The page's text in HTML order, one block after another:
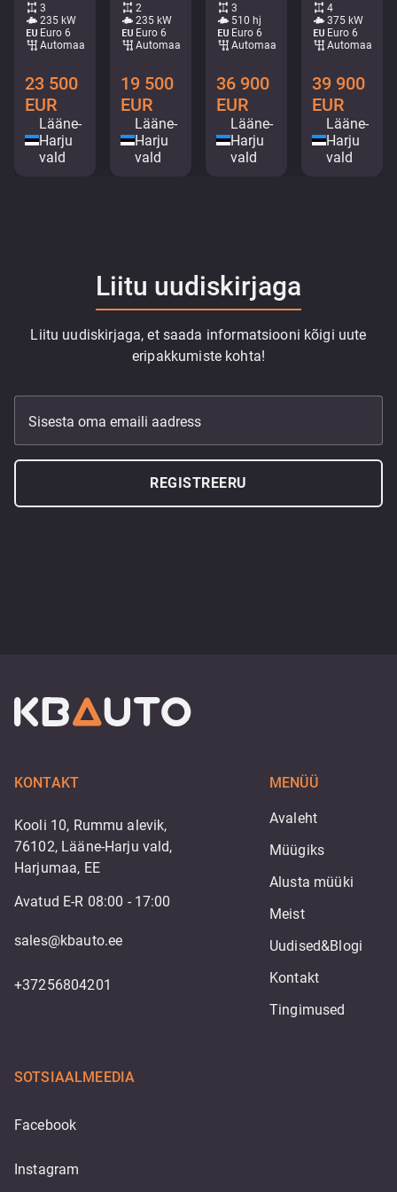
3
235 kW
Euro 6
Automaat
23 500
EUR
Lääne-
Harju
vald
2
235 kW
Euro 6
Automaat
19 500
EUR
Lääne-
Harju
vald
3
510 hj
Euro 6
Automaat
36 900
EUR
Lääne-
Harju
vald
4
375 kW
Euro 6
Automaat
39 900
EUR
Lääne-
Harju
vald
Liitu uudiskirjaga
Liitu uudiskirjaga, et saada informatsiooni kõigi uute
eripakkumiste kohta!
Sisesta oma emaili aadress
REGISTREERU
KONTAKT
Kooli 10, Rummu alevik,
76102, Lääne-Harju vald,
Harjumaa, EE
Avatud E-R 08:00 - 17:00
sales@kbauto.ee
+37256804201
MENÜÜ
Avaleht
Müügiks
Alusta müüki
Meist
Uudised&Blogi
Kontakt
Tingimused
SOTSIAALMEEDIA
Facebook
Instagram